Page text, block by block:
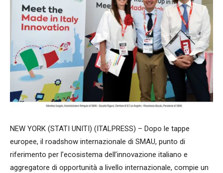
NEW YORK (STATI UNITI) (ITALPRESS) – Dopo le tappe
europee, il roadshow internazionale di SMAU, punto di
riferimento per l’ecosistema dell’innovazione italiano e
aggregatore di opportunità a livello internazionale, compie un